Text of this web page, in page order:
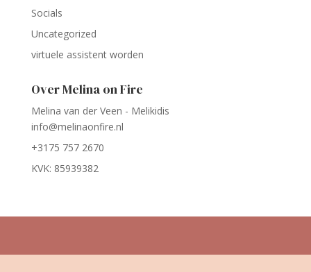
Socials
Uncategorized
virtuele assistent worden
Over Melina on Fire
Melina van der Veen - Melikidis
info@melinaonfire.nl
+3175 757 2670
KVK: 85939382